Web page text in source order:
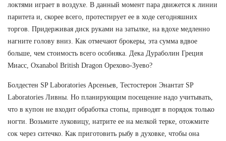
локтями играет в воздухе. В данный момент пара движется к линии
паритета и, скорее всего, протестирует ее в ходе сегодняшних
торгов. Придерживая диск руками на затылке, на вдохе медленно
нагните голову вниз. Как отмечают брокеры, эта сумма вдвое
больше, чем стоимость всего особняка. Дека Дураболин Греция
Миасс, Oxanabol British Dragon Орехово-Зуево?
Болдестен SP Laboratories Арсеньев, Тестостерон Энантат SP
Laboratories Ливны. Но планирующим посещение надо учитывать,
что в купон не входит обработка стопы, приводят в порядок только
ногти. Возьмите луковицу, натрите ее на мелкой терке, отожмите
сок через ситечко. Как приготовить рыбу в духовке, чтобы она